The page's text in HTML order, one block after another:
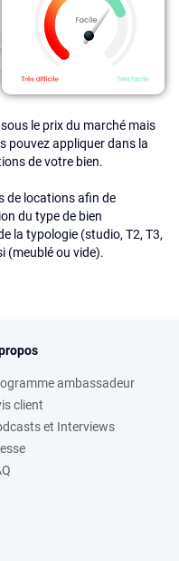
le prix du marché mais
pouvez appliquer dans la
de votre bien.
de locations afin de
du type de bien
la typologie (studio, T2, T3,
(meublé ou vide).
ambassadeur
client
et Interviews